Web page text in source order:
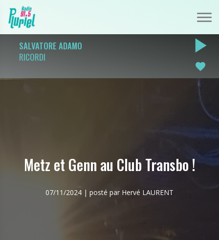
SALVATORE ADAMO
RICORDI
play_arrow
favorite
Metz et Genn au Club Transbo !
07/11/2024 | posté par Hervé LAURENT